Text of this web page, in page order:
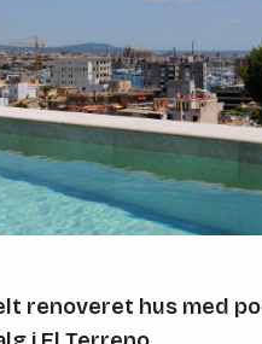
renoveret hus med